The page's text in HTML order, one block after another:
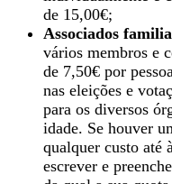
de 15,00€;
Associados
vários membros e
de 7,50€ por
nas eleições e
para os diversos
idade. Se houver
qualquer custo até
escrever e